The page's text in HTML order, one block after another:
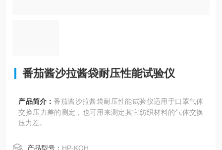
番茄酱沙拉酱袋耐压性能试验仪
产品简介： 番茄酱沙拉酱袋耐压性能试验仪适用于口罩气体
交换压力差的测定，也可用来测定其它纺织材料的气体交换
压力差。
产品型号： HP-KQH